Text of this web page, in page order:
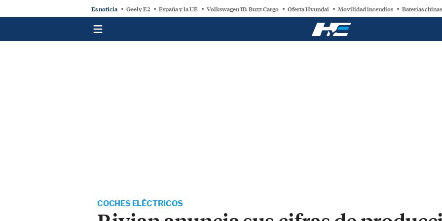
Es noticia Geely E2 España y la UE Volkswagen ID. Buzz Cargo Oferta Hyundai Movilidad incendios Baterías chinas
COCHES ELÉCTRICOS